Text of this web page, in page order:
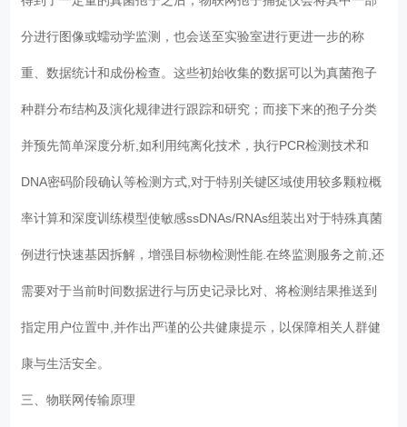
分进行图像或蠕动学监测，也会送至实验室进行更进一步的称
重、数据统计和成份检查。这些初始收集的数据可以为真菌孢子
种群分布结构及演化规律进行跟踪和研究；而接下来的孢子分类
并预先简单深度分析,如利用纯离化技术，执行PCR检测技术和
DNA密码阶段确认等检测方式,对于特别关键区域使用较多颗粒概
率计算和深度训练模型使敏感ssDNAs/RNAs组装出对于特殊真菌
例进行快速基因拆解，增强目标物检测性能.在终监测服务之前,还
需要对于当前时间数据进行与历史记录比对、将检测结果推送到
指定用户位置中,并作出严谨的公共健康提示，以保障相关人群健
康与生活安全。
三、物联网传输原理